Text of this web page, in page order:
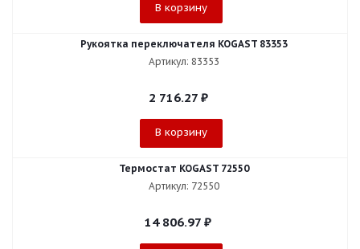
В корзину
Рукоятка переключателя KOGAST 83353
Артикул: 83353
2 716.27₽
В корзину
Термостат KOGAST 72550
Артикул: 72550
14 806.97 ₽